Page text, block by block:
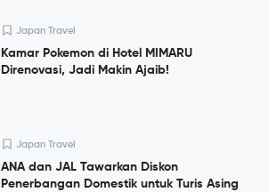
Japan Travel
Kamar Pokemon di Hotel MIMARU
Direnovasi, Jadi Makin Ajaib!
Japan Travel
ANA dan JAL Tawarkan Diskon
Penerbangan Domestik untuk Turis Asing